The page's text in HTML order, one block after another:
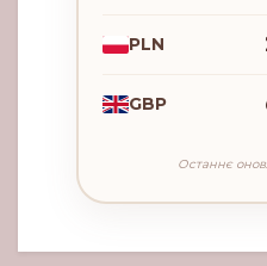
PLN
GBP
Останнє